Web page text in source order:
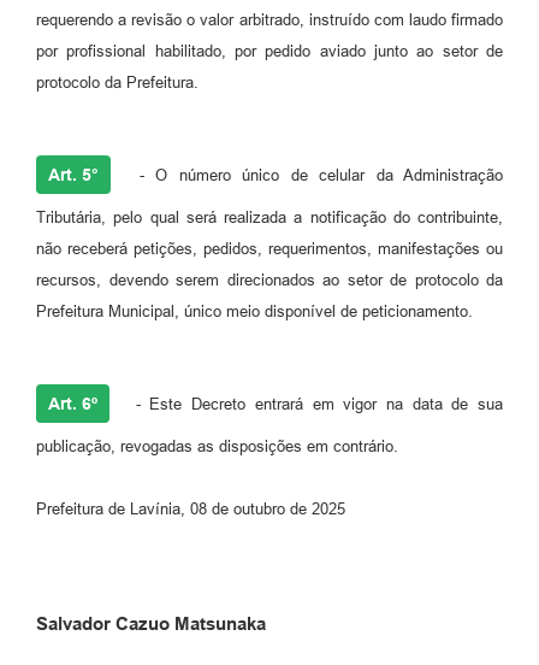
requerendo a revisão o valor arbitrado, instruído com laudo firmado
por profissional habilitado, por pedido aviado junto ao setor de
protocolo da Prefeitura.
Art. 5° - O número único de celular da Administração
Tributária, pelo qual será realizada a notificação do contribuinte,
não receberá petições, pedidos, requerimentos, manifestações ou
recursos, devendo serem direcionados ao setor de protocolo da
Prefeitura Municipal, único meio disponível de peticionamento.
Art. 6º - Este Decreto entrará em vigor na data de sua
publicação, revogadas as disposições em contrário.
Prefeitura de Lavínia, 08 de outubro de 2025
Salvador Cazuo Matsunaka